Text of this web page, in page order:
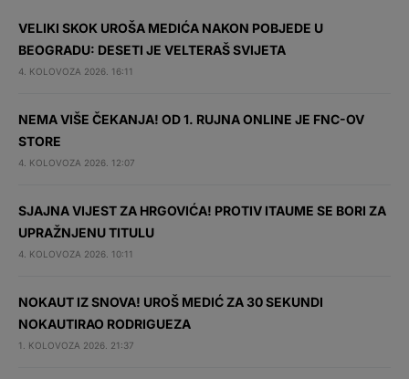
VELIKI SKOK UROŠA MEDIĆA NAKON POBJEDE U
BEOGRADU: DESETI JE VELTERAŠ SVIJETA
4. KOLOVOZA 2026. 16:11
NEMA VIŠE ČEKANJA! OD 1. RUJNA ONLINE JE FNC-OV
STORE
4. KOLOVOZA 2026. 12:07
SJAJNA VIJEST ZA HRGOVIĆA! PROTIV ITAUME SE BORI ZA
UPRAŽNJENU TITULU
4. KOLOVOZA 2026. 10:11
NOKAUT IZ SNOVA! UROŠ MEDIĆ ZA 30 SEKUNDI
NOKAUTIRAO RODRIGUEZA
1. KOLOVOZA 2026. 21:37